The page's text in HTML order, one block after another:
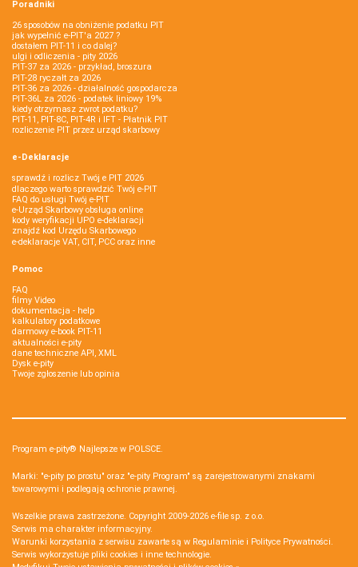
Poradniki
26 sposobów na obniżenie podatku PIT
jak wypełnić e-PIT'a 2027 ?
dostałem PIT-11 i co dalej?
ulgi i odliczenia - pity 2026
PIT-37 za 2026 - przykład, broszura
PIT-28 ryczałt za 2026
PIT-36 za 2026 - działalność gospodarcza
PIT-36L za 2026 - podatek liniowy 19%
kiedy otrzymasz zwrot podatku?
PIT-11, PIT-8C, PIT-4R i IFT - Płatnik PIT
rozliczenie PIT przez urząd skarbowy
e-Deklaracje
sprawdź i rozlicz Twój e PIT 2026
dlaczego warto sprawdzić Twój e-PIT
FAQ do usługi Twój e-PIT
e-Urząd Skarbowy obsługa online
kody weryfikacji UPO e-deklaracji
znajdź kod Urzędu Skarbowego
e-deklaracje VAT, CIT, PCC oraz inne
Pomoc
FAQ
filmy Video
dokumentacja - help
kalkulatory podatkowe
darmowy e-book PIT-11
aktualności e-pity
dane techniczne API, XML
Dysk e-pity
Twoje zgłoszenie lub opinia
Program e-pity® Najlepsze w POLSCE.
Marki: "e-pity po prostu" oraz "e-pity Program" są zarejestrowanymi znakami
towarowymi i podlegają ochronie prawnej.
Wszelkie prawa zastrzeżone. Copyright 2009-2026 e-file sp. z o.o.
Serwis ma charakter informacyjny.
Warunki korzystania z serwisu zawarte są w Regulaminie i Polityce Prywatności.
Serwis wykorzystuje pliki cookies i inne technologie.